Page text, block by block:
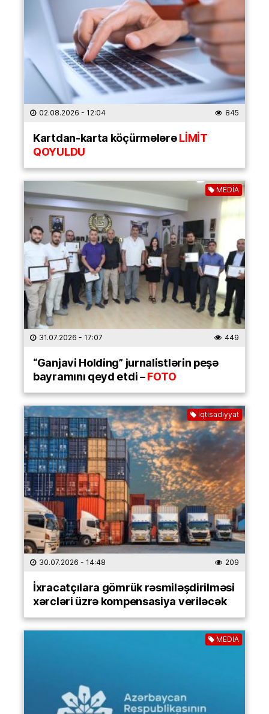
02.08.2026 - 12:04 845
Kartdan-karta köçürmələrəLİMİT
QOYULDU
MEDİA
31.07.2026 - 17:07 449
“Ganjavi Holding” jurnalistlərin peşə
bayramını qeyd etdi –FOTO
İqtisadiyyat
30.07.2026 - 14:48 209
İxracatçılara gömrük rəsmiləşdirilməsi
xərcləri üzrə kompensasiya veriləcək
MEDİA